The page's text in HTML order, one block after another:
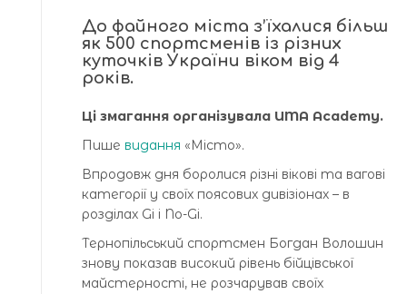
До файного міста з’їхалися більш
як 500 спортсменів із різних
куточків України віком від 4
років.
Ці змагання організувала UMA Academy.
Пише видання «Місто».
Впродовж дня боролися різні вікові та вагові
категорії у своїх поясових дивізіонах – в
розділах Gi і No-Gi.
Тернопільський спортсмен Богдан Волошин
знову показав високий рівень бійцівської
майстерності, не розчарував своїх